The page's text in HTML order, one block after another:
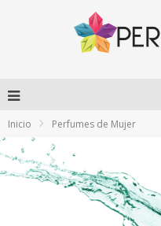
Inicio Perfumes de Mujer